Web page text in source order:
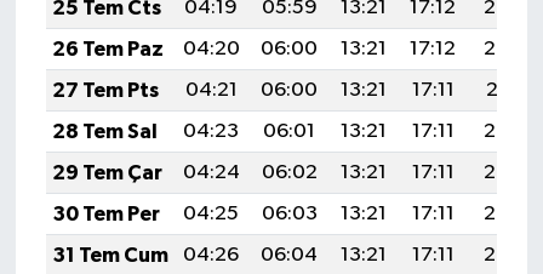
25 Tem Cts
04:19 05:59 13:21 17:12
20:33
26 Tem Paz
04:20 06:00 13:21 17:12
20:32
27 Tem Pts
04:21 06:00 13:21 17:11
20:31
28 Tem Sal
04:23 06:01 13:21 17:11
20:30
29 Tem Çar
04:24 06:02 13:21 17:11
20:29
30 Tem Per
04:25 06:03 13:21 17:11
20:28
31 Tem Cum
04:26 06:04 13:21 17:11
20:27